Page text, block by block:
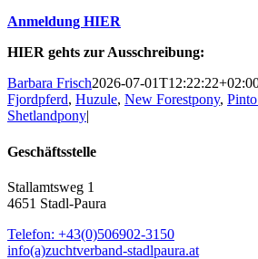
Anmeldung HIER
HIER gehts zur Ausschreibung:
Barbara Frisch2026-07-
Fjordpferd, Huzule, New Forestpony,
Shetlandpony|
Geschäftsstelle
Stallamtsweg 1
4651 Stadl-Paura
Telefon: +43(0)506902-3150
info(a)zuchtverband-stadlpaura.at